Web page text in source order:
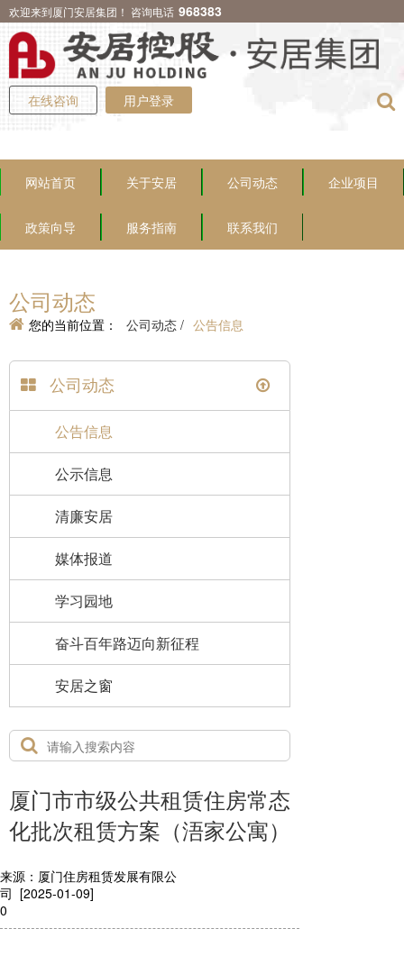
欢迎来到厦门安居集团！ 咨询电话 968383
在线咨询 用户登录
网站首页 关于安居 公司动态 企业项目
政策向导 服务指南 联系我们
公司动态
您的当前位置： 公司动态 / 公告信息
公司动态
公告信息
公示信息
清廉安居
媒体报道
学习园地
奋斗百年路迈向新征程
安居之窗
厦门市市级公共租赁住房常态
化批次租赁方案（浯家公寓）
来源：厦门住房租赁发展有限公
司 [2025-01-09]
0